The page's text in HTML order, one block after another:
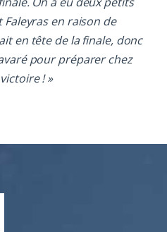
Faleyras en raison de
en tête de la finale, donc
pour préparer chez
! »